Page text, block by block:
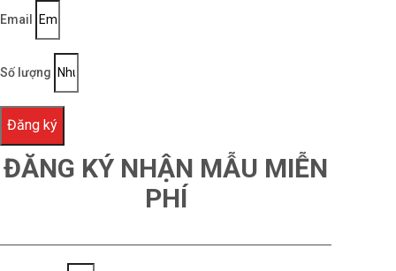
Email
Số lượng
Đăng ký
ĐĂNG KÝ NHẬN MẪU MIỄN
PHÍ